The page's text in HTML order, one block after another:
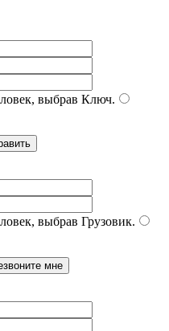
выбрав Ключ.
выбрав Грузовик.